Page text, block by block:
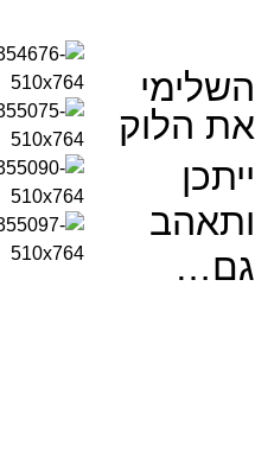
השלימי
את הלוק
ייתכן
ותאהב
גם…